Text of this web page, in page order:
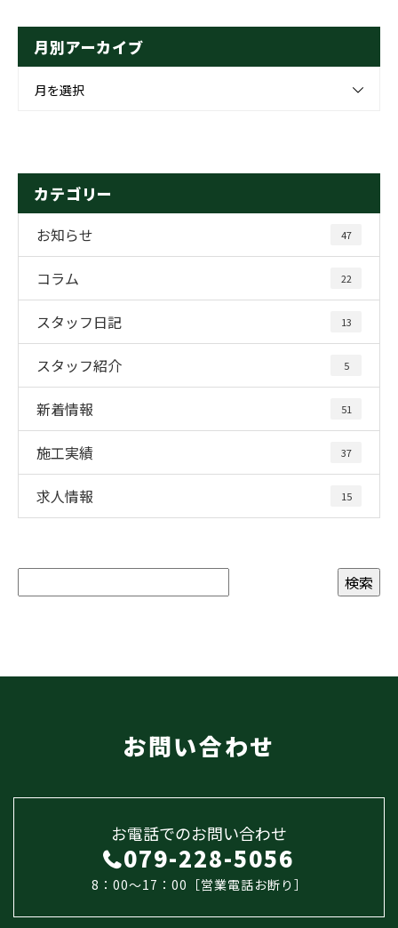
月別アーカイブ
月を選択
カテゴリー
お知らせ 47
コラム 22
スタッフ日記 13
スタッフ紹介 5
新着情報 51
施工実績 37
求人情報 15
お問い合わせ
お電話でのお問い合わせ
079-228-5056
8：00～17：00［営業電話お断り］